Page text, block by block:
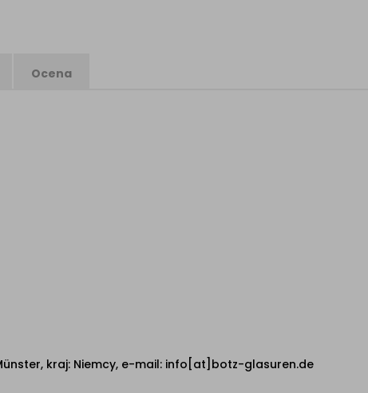
Ocena
kraj: Niemcy, e-mail: info[at]botz-glasuren.de